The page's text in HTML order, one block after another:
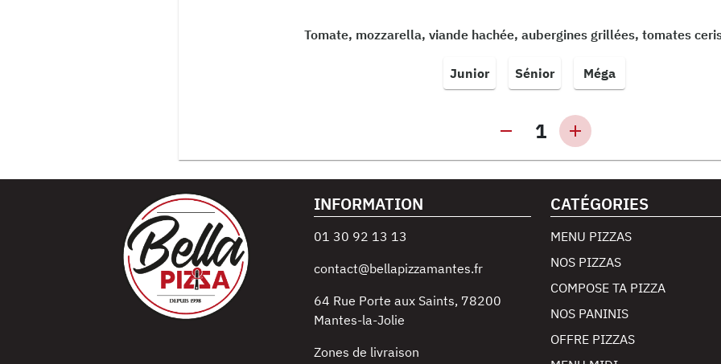
Tomate, mozzarella, viande hachée, aubergines grillées, tomates
Junior Sénior Méga
1
INFORMATION
01 30 92 13 13
contact@bellapizzamantes.fr
64 Rue Porte aux Saints, 78200
Mantes-la-Jolie
Zones de livraison
CATÉGORIES
MENU PIZZAS
NOS PIZZAS
COMPOSE TA PIZZA
NOS PANINIS
OFFRE PIZZAS